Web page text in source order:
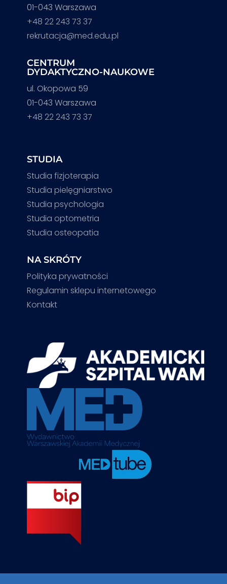
01-043 Warszawa
+48 22 243 73 37
rekrutacja@med.edu.pl
CENTRUM
DYDAKTYCZNO-NAUKOWE
ul. Okopowa 59
01-043 Warszawa
+48 22 243 73 37
STUDIA
Studia fizjoterapia
Studia pielęgniarstwo
Studia psychologia
Studia optometria
Studia osteopatia
NA SKRÓTY
Polityka prywatności
Regulamin sklepu internetowego
Kontakt